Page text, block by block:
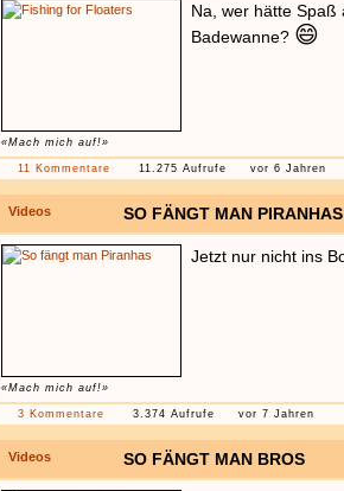
«Mach mich auf!»
Na, wer hätte Spaß
Badewanne? 😄
11 Kommentare 11.275 Aufrufe vor 6 Jahren
Videos SO FÄNGT MAN PIRANHAS
«Mach mich auf!»
Jetzt nur nicht ins
3 Kommentare 3.374 Aufrufe vor 7 Jahren
Videos SO FÄNGT MAN BROS